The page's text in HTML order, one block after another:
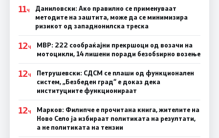
11Ч
Даниловски: Ако правилно се применуваат
методите на заштита, може да се минимизира
ризикот од западнонилска треска
12Ч
МВР: 222 сообраќајни прекршоци од возачи на
мотоцикли, 14 лишени поради безобѕирно возење
12Ч
Петрушевски: СДСМ се плаши од функционален
систем, „Безбеден град“ е доказ дека
институциите функционираат
12Ч
Марков: Филипче е прочитана книга, жителите на
Ново Село ја избираат политиката на резултати,
а не политиката на тензии